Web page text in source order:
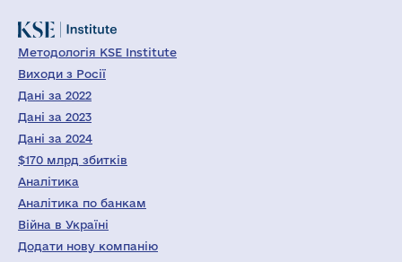
Методологія KSE Institute
Виходи з Росії
Дані за 2022
Дані за 2023
Дані за 2024
$170 млрд збитків
Аналітика
Аналітика по банкам
Війна в Україні
Додати нову компанію